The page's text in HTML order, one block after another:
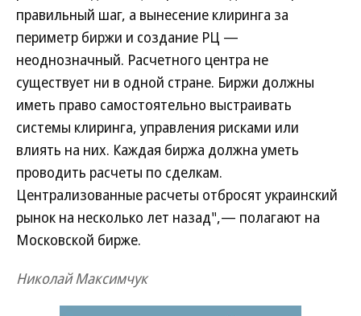
правильный шаг, а вынесение клиринга за
периметр биржи и создание РЦ —
неоднозначный. Расчетного центра не
существует ни в одной стране. Биржи должны
иметь право самостоятельно выстраивать
системы клиринга, управления рисками или
влиять на них. Каждая биржа должна уметь
проводить расчеты по сделкам.
Централизованные расчеты отбросят украинский
рынок на несколько лет назад",— полагают на
Московской бирже.
Николай Максимчук